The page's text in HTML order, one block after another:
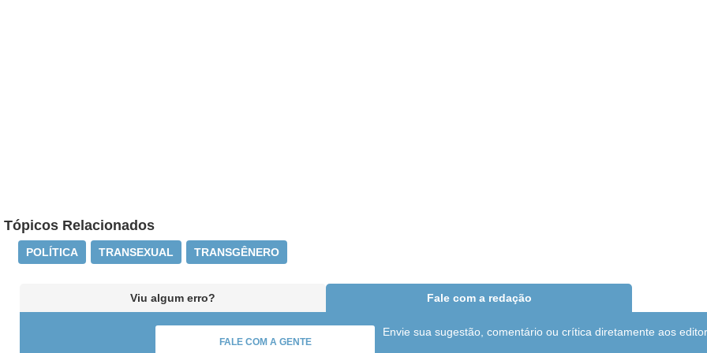
Tópicos Relacionados
POLÍTICA TRANSEXUAL TRANSGÊNERO
Viu algum erro? Fale com a redação
FALE COM A GENTE
Envie sua sugestão, comentário ou crítica diretamente aos